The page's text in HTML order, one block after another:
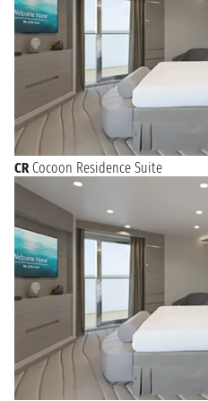
CR Cocoon Residence Suite